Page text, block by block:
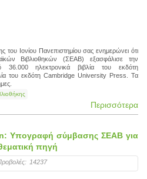
Ιονίου Πανεπιστημίου σας ενημερώνει ότι
Βιβλιοθηκών (ΣΕΑΒ) εξασφάλισε την
ηλεκτρονικά βιβλία του εκδότη
του εκδότη Cambridge University Press. Τα
Περισσότερα
Υπογραφή σύμβασης ΣΕΑΒ για
πηγή
14237